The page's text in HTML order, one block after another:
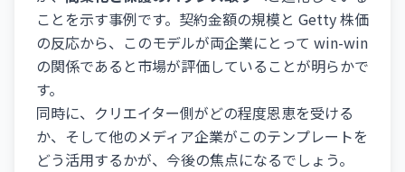
ことを示す事例です。契約金額の規模と Getty 株価
の反応から、このモデルが両企業にとって win-win
の関係であると市場が評価していることが明らかで
す。
同時に、クリエイター側がどの程度恩恵を受ける
か、そして他のメディア企業がこのテンプレートを
どう活用するかが、今後の焦点になるでしょう。